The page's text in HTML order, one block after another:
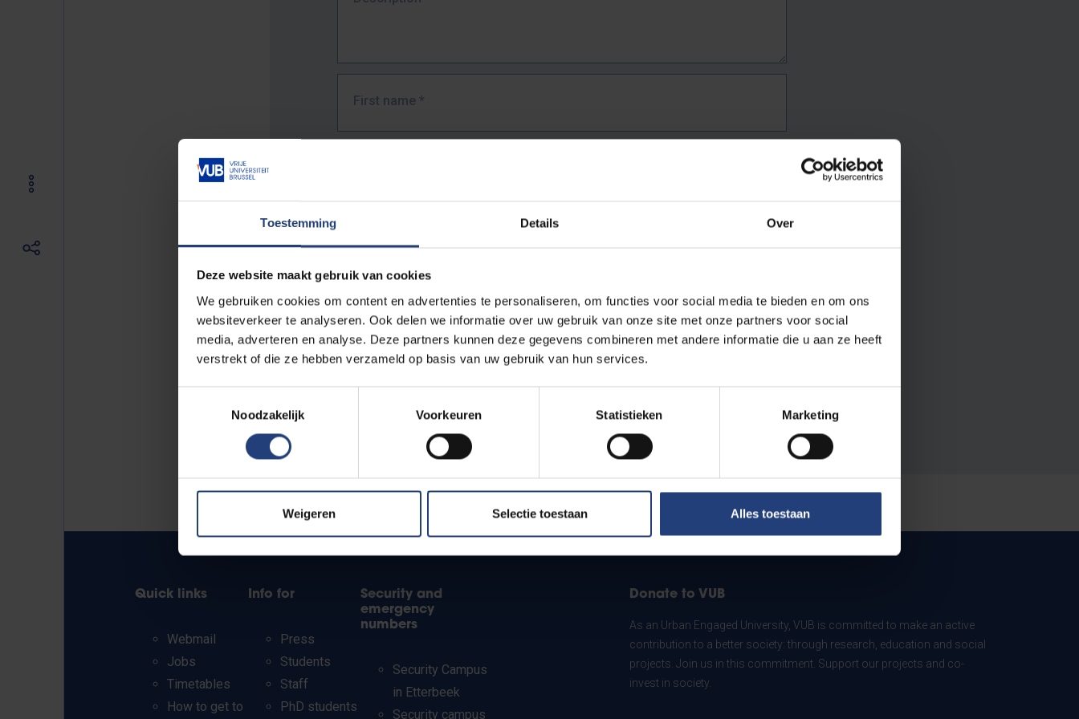
Toestemming Details Over
Deze website maakt gebruik van cookies
We gebruiken cookies om content en advertenties te personaliseren, om functies voor social media te bieden en om ons
websiteverkeer te analyseren. Ook delen we informatie over uw gebruik van onze site met onze partners voor social
media, adverteren en analyse. Deze partners kunnen deze gegevens combineren met andere informatie die u aan ze heeft
verstrekt of die ze hebben verzameld op basis van uw gebruik van hun services.
Noodzakelijk
Voorkeuren Statistieken Marketing
Weigeren Selectie toestaan Alles toestaan
First name *
The full URL of the page where you encountered the error.
E.g. https://www.vub.be/nl/studeren-aan-de-vub/alle-opleidingen
Quick links
Webmail
Jobs
Timetables
How to get to
Info for
Press
Students
Staff
PhD students
Security and
emergency
numbers
Security Campus
in Etterbeek
Security campus
Donate to VUB
As an Urban Engaged University, VUB is committed to make an active
contribution to a better society: through research, education and social
projects. Join us in this commitment. Support our projects and co-
invest in society.